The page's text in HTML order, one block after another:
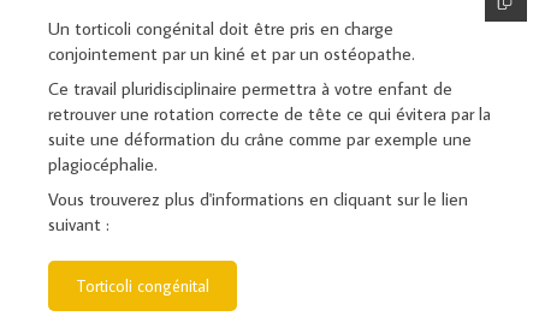
Un torticoli congénital doit être pris en charge
conjointement par un kiné et par un ostéopathe.
Ce travail pluridisciplinaire permettra à votre enfant de
retrouver une rotation correcte de tête ce qui évitera par la
suite une déformation du crâne comme par exemple une
plagiocéphalie.
Vous trouverez plus d'informations en cliquant sur le lien
suivant :
Torticoli congénital